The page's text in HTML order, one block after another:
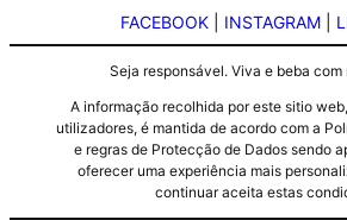
FACEBOOK INSTAGRAM
Seja responsável. Viva e beba com
A informação recolhida por este sitio
utilizadores, é mantida de acordo com a
e regras de Protecção de Dados sendo
oferecer uma experiência mais
continuar aceita estas